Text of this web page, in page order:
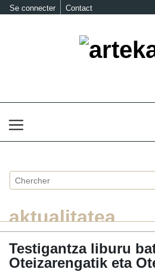
Se connecter Contact
aktualitatea
Testigantza liburu
Oteizarengatik eta